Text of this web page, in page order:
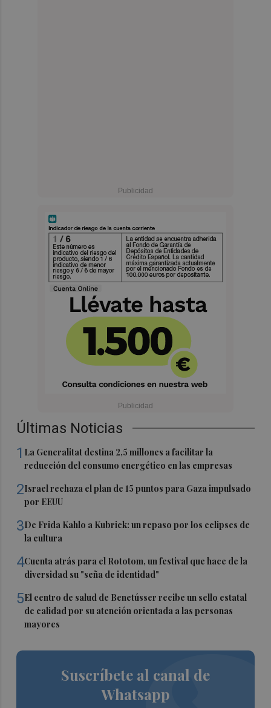
Últimas Noticias
1 La Generalitat destina 2,5 millones a facilitar la
reducción del consumo energético en las empresas
2Israel rechaza el plan de 15 puntos para Gaza impulsado
por EEUU
3De Frida Kahlo a Kubrick: un repaso por los eclipses de
la cultura
4Cuenta atrás para el Rototom, un festival que hace de la
diversidad su "seña de identidad"
5El centro de salud de Benetússer recibe un sello estatal
de calidad por su atención orientada a las personas
mayores
Suscríbete al canal de
Whatsapp